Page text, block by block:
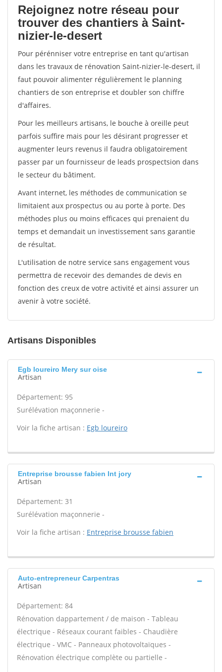
Rejoignez notre réseau pour
trouver des chantiers à Saint-
nizier-le-desert
Pour pérénniser votre entreprise en tant qu'artisan
dans les travaux de rénovation Saint-nizier-le-desert, il
faut pouvoir alimenter régulièrement le planning
chantiers de son entreprise et doubler son chiffre
d'affaires.
Pour les meilleurs artisans, le bouche à oreille peut
parfois suffire mais pour les désirant progresser et
augmenter leurs revenus il faudra obligatoirement
passer par un fournisseur de leads prospectsion dans
le secteur du bâtiment.
Avant internet, les méthodes de communication se
limitaient aux prospectus ou au porte à porte. Des
méthodes plus ou moins efficaces qui prenaient du
temps et demandait un investissement sans garantie
de résultat.
L'utilisation de notre service sans engagement vous
permettra de recevoir des demandes de devis en
fonction des creux de votre activité et ainsi assurer un
avenir à votre société.
Artisans Disponibles
Egb loureiro Mery sur oise
Artisan
Département: 95
Surélévation maçonnerie -
Voir la fiche artisan : Egb loureiro
Entreprise brousse fabien Int jory
Artisan
Département: 31
Surélévation maçonnerie -
Voir la fiche artisan : Entreprise brousse fabien
Auto-entrepreneur Carpentras
Artisan
Département: 84
Rénovation dappartement / de maison - Tableau
électrique - Réseaux courant faibles - Chaudière
électrique - VMC - Panneaux photovoltaïques -
Rénovation électrique complète ou partielle -